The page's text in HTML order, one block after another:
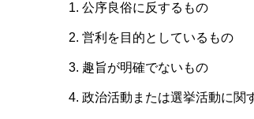
公序良俗に反するもの
営利を目的としているもの
趣旨が明確でないもの
政治活動または選挙活動に関